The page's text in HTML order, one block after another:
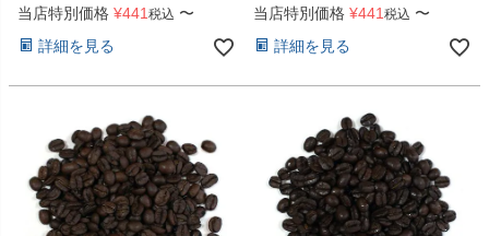
当店特別価格 ¥441 税込 〜
詳細を見る
当店特別価格 ¥441 税込 〜
詳細を見る